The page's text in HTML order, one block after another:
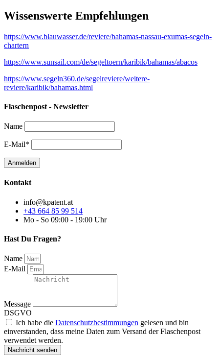
Wissenswerte Empfehlungen
https://www.blauwasser.de/reviere/bahamas-nassau-exumas-segeln-
chartern
https://www.sunsail.com/de/segeltoern/karibik/bahamas/abacos
https://www.segeln360.de/segelreviere/weitere-
reviere/karibik/bahamas.html
Flaschenpost - Newsletter
Name
E-Mail*
Kontakt
info@kpatent.at
+43 664 85 99 514
Mo - So 09:00 - 19:00 Uhr
Hast Du Fragen?
Name
E-Mail
Message
DSGVO
Ich habe die Datenschutzbestimmungen gelesen und bin
einverstanden, dass meine Daten zum Versand der Flaschenpost
verwendet werden.
Nachricht senden